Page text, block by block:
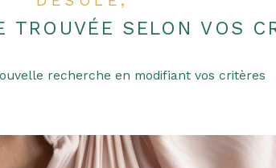
TROUVÉE SELON VOS
recherche en modifiant vos critères